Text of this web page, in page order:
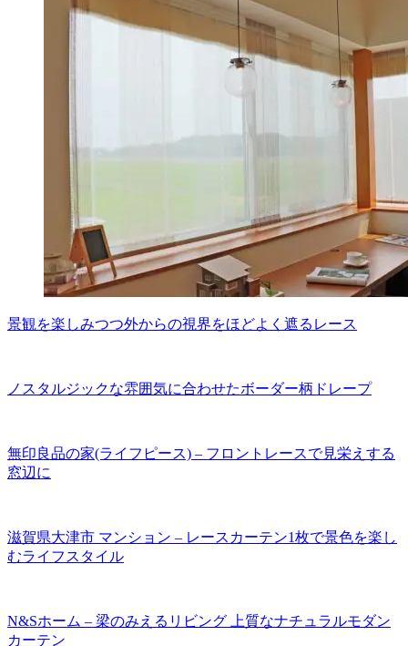
景観を楽しみつつ外からの視界をほどよく遮るレース
ノスタルジックな雰囲気に合わせたボーダー柄ドレープ
無印良品の家(ライフピース) – フロントレースで見栄えする
窓辺に
滋賀県大津市 マンション – レースカーテン1枚で景色を楽し
むライフスタイル
N&Sホーム – 梁のみえるリビング 上質なナチュラルモダン
カーテン